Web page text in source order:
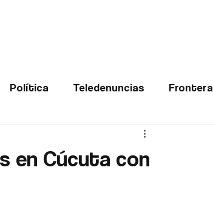
Política Teledenuncias Frontera
Buenas noticias
en Cúcuta con